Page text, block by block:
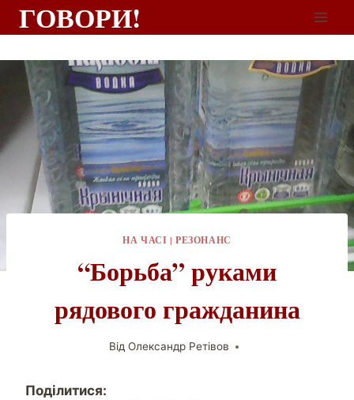
ГОВОРИ!
НА ЧАСІ |РЕЗОНАНС
“Борьба” руками
рядового гражданина
Від Олександр Ретівов
Поділитися: